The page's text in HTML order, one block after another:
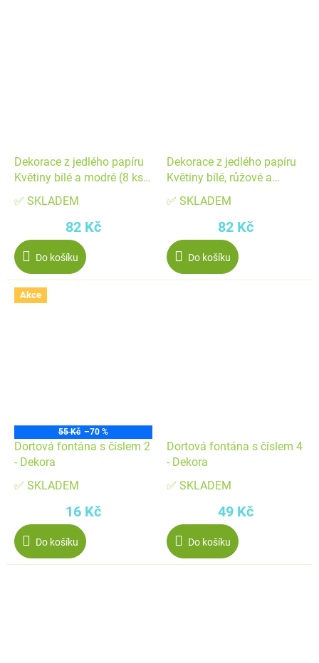
Dekorace z jedlého papíru
Květiny bílé a modré (8 ks)
✅ SKLADEM
82 Kč
Do košíku
Dekorace z jedlého papíru
Květiny bílé, růžové a
červené (8 ks) ▹
✅ SKLADEM
82 Kč
Do košíku
Akce
55 Kč –70 %
Dortová fontána s číslem 2
- Dekora
✅ SKLADEM
16 Kč
Do košíku
Dortová fontána s číslem 4
- Dekora
✅ SKLADEM
49 Kč
Do košíku